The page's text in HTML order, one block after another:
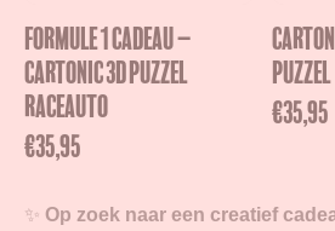
Formule 1 cadeau –
Cartonic 3D puzzel
raceauto
€35,95
Puzzel
€35,95
✨ Op zoek naar een creatief